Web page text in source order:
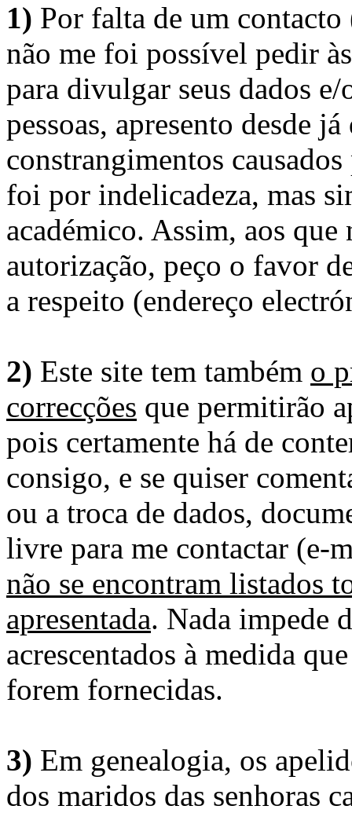
1) Por falta de um
não me foi possível pedir
para divulgar seus dados
pessoas, apresento desde
constrangimentos
foi por indelicadeza, mas
académico. Assim, aos
autorização, peço o favor
a respeito (endereço
2) Este site tem também o
correcções que permitirão
pois certamente há de
consigo, e se quiser
ou a troca de dados,
livre para me contactar (e-
não se encontram listados
apresentada. Nada impede
acrescentados à medida
forem fornecidas.
3) Em genealogia, os
dos maridos das senhoras